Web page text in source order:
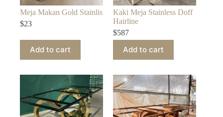
Meja Makan Gold Stainlis
$23
Add to cart
Kaki Meja Stainless Doff
Hairline
$587
Add to cart